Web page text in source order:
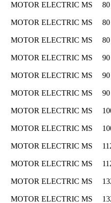
MOTOR ELECTRIC MS 80
MOTOR ELECTRIC MS 80
MOTOR ELECTRIC MS 80
MOTOR ELECTRIC MS 90
MOTOR ELECTRIC MS 90
MOTOR ELECTRIC MS 90
MOTOR ELECTRIC MS
MOTOR ELECTRIC MS
MOTOR ELECTRIC MS
MOTOR ELECTRIC MS
MOTOR ELECTRIC MS
MOTOR ELECTRIC MS